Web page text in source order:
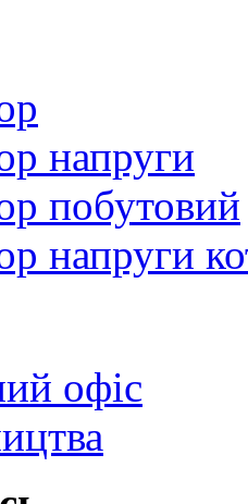
напруги
побутовий
напруги
офіс